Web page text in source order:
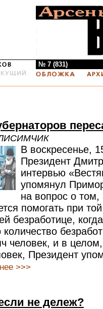
№ 7 (831)
В воскресенье,
Президент
интервью
упомянул
на вопрос о том,
помогать при
безработице,
человек, и в
Президент
>>>
не дележ?